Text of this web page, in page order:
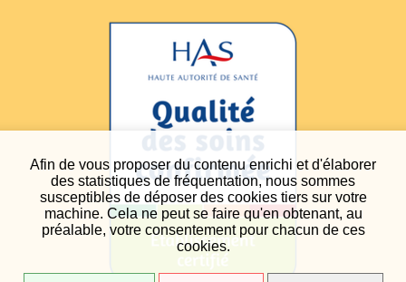
Afin de vous proposer du contenu enrichi et d'élaborer
des statistiques de fréquentation, nous sommes
susceptibles de déposer des cookies tiers sur votre
machine. Cela ne peut se faire qu'en obtenant, au
préalable, votre consentement pour chacun de ces
cookies.